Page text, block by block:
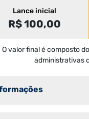
Lance inicial
R$ 100,00
O valor final é composto
administrativas